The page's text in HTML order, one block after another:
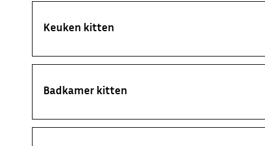
Keuken kitten
Badkamer kitten